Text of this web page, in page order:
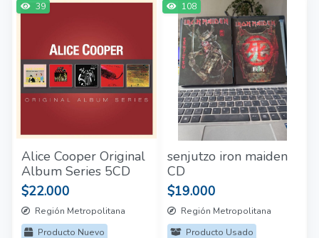
39
Alice Cooper Original
Album Series 5CD
$22.000
Región Metropolitana
Producto Nuevo
108
senjutzo iron maiden
CD
$19.000
Región Metropolitana
Producto Usado